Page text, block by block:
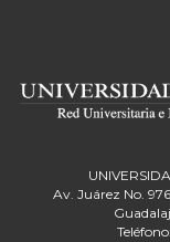
Av. Juárez No.